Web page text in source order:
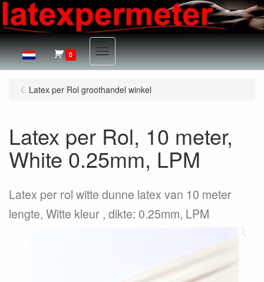
0 Menu
Latex per Rol groothandel winkel
Latex per Rol, 10 meter,
White 0.25mm, LPM
Latex per rol witte dunne latex van 10 meter
lengte, Witte kleur , dikte: 0.25mm, LPM